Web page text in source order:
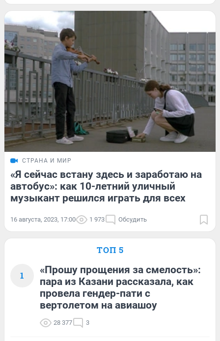
СТРАНА И МИР
«Я сейчас встану здесь и заработаю на
автобус»: как 10-летний уличный
музыкант решился играть для всех
16 августа, 2023, 17:00 1 973 Обсудить
ТОП 5
1
«Прошу прощения за смелость»:
пара из Казани рассказала, как
провела гендер-пати с
вертолетом на авиашоу
28 377 3